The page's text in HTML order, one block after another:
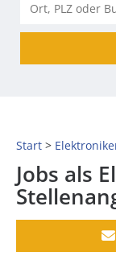
Start
Jobs als